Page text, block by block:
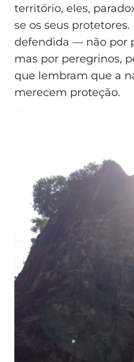
território, eles,
se os seus
defendida — não por
mas por peregrinos,
que lembram que a
merecem proteção.